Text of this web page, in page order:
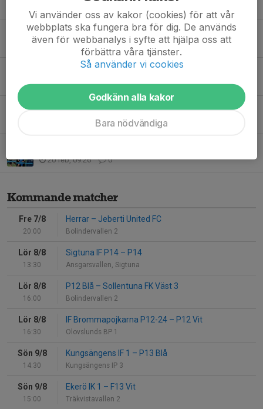
Naturgräset öppet för spel!
19 maj, 11:51 0
IF Triangeln bjuder in till kalas!
18 maj, 13:18 1
Anmälan Sommarfotbollsskolan 2026 - Öppen!
0
20 feb, 09:26 0
Kommande matcher
Fre 7/8
20:00
Herrar – Jeberti United FC
Bolindervallen 2
Lör 8/8
13:30
Sigtuna IF P14 – P14
Ansgarsvallen, Sigtuna
Lör 8/8
16:00
P12 Blå – Sollentuna FK Väst 3
Bolindervallen 2
Lör 8/8
16:30
IF Brommapojkarna P12-24 – P12 Vit
Olovslunds BP 1
Sön 9/8
14:30
Kungsängens IF 1 – P13 Blå
Kungsängens IP 3
Sön 9/8
15:00
Ekerö IK 1 – F13 Vit
Träkvistavallen 2
Vi använder oss av kakor (cookies) för att vår
webbplats ska fungera bra för dig. De används
även för webbanalys i syfte att hjälpa oss att
förbättra våra tjänster.
Så använder vi cookies
Godkänn alla kakor
Bara nödvändiga